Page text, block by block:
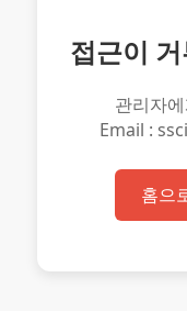
접근이
관리자
Email :
홈으